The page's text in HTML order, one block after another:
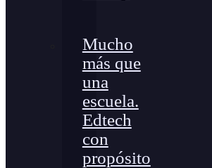
Mucho
más que
una
escuela.
Edtech
con
propósito